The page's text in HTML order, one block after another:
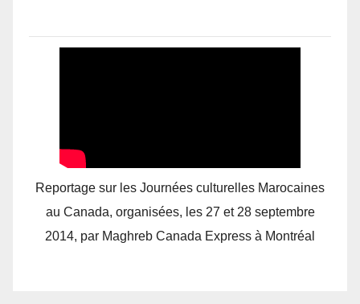
Reportage sur les Journées culturelles Marocaines
au Canada, organisées, les 27 et 28 septembre
2014, par Maghreb Canada Express à Montréal